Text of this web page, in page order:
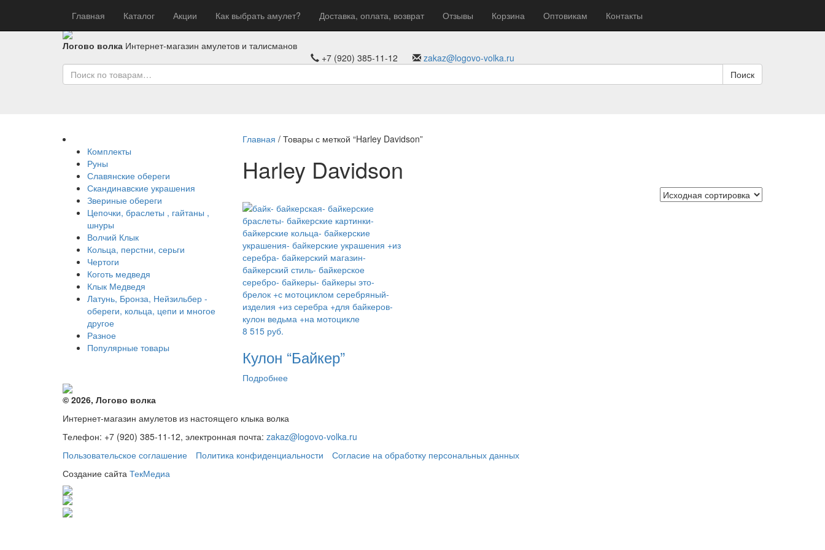
Главная Каталог Акции Как выбрать амулет? Доставка, оплата, возврат Отзывы Корзина Оптовикам Контакты
Логово волка Интернет-магазин амулетов и талисманов
+7 (920) 385-11-12
zakaz@logovo-volka.ru
Поиск
Комплекты
Руны
Славянские обереги
Скандинавские украшения
Звериные обереги
Цепочки, браслеты , гайтаны ,
шнуры
Волчий Клык
Кольца, перстни, серьги
Чертоги
Коготь медведя
Клык Медведя
Латунь, Бронза, Нейзильбер -
обереги, кольца, цепи и многое
другое
Разное
Популярные товары
Главная / Товары с меткой “Harley Davidson”
Harley Davidson
8 515 руб.
Кулон “Байкер”
Подробнее
© 2026, Логово волка
Интернет-магазин амулетов из настоящего клыка волка
Телефон: +7 (920) 385-11-12, электронная почта: zakaz@logovo-volka.ru
Пользовательское соглашение
Политика конфиденциальности
Согласие на обработку персональных данных
Создание сайта ТекМедиа